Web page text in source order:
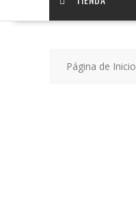
Página de Inicio